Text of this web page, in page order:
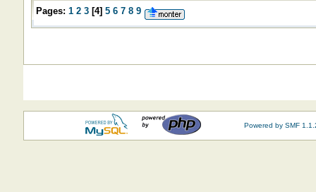
Pages: 1 2 3[4] 5 6 7 8 9
Powered by SMF